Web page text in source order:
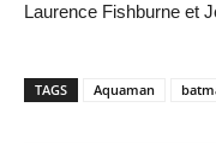
Laurence Fishburne et
TAGS Aquaman